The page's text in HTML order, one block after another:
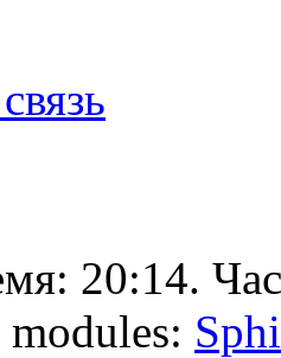
20:14.